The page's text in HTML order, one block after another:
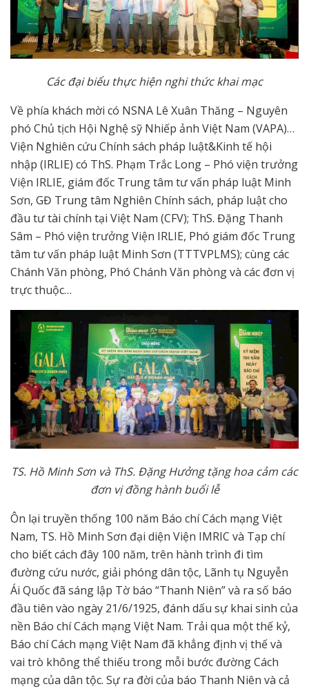
Các đại biểu thực hiện nghi thức khai mạc
Về phía khách mời có NSNA Lê Xuân Thăng – Nguyên
phó Chủ tịch Hội Nghệ sỹ Nhiếp ảnh Việt Nam (VAPA)…
Viện Nghiên cứu Chính sách pháp luật&Kinh tế hội
nhập (IRLIE) có ThS. Phạm Trắc Long – Phó viện trưởng
Viện IRLIE, giám đốc Trung tâm tư vấn pháp luật Minh
Sơn, GĐ Trung tâm Nghiên Chính sách, pháp luật cho
đầu tư tài chính tại Việt Nam (CFV); ThS. Đặng Thanh
Sâm – Phó viện trưởng Viện IRLIE, Phó giám đốc Trung
tâm tư vấn pháp luật Minh Sơn (TTTVPLMS); cùng các
Chánh Văn phòng, Phó Chánh Văn phòng và các đơn vị
trực thuộc…
TS. Hồ Minh Sơn và ThS. Đặng Hưởng tặng hoa cảm các
đơn vị đồng hành buổi lễ
Ôn lại truyền thống 100 năm Báo chí Cách mạng Việt
Nam, TS. Hồ Minh Sơn đại diện Viện IMRIC và Tạp chí
cho biết cách đây 100 năm, trên hành trình đi tìm
đường cứu nước, giải phóng dân tộc, Lãnh tụ Nguyễn
Ái Quốc đã sáng lập Tờ báo “Thanh Niên” và ra số báo
đầu tiên vào ngày 21/6/1925, đánh dấu sự khai sinh của
nền Báo chí Cách mạng Việt Nam. Trải qua một thế kỷ,
Báo chí Cách mạng Việt Nam đã khẳng định vị thế và
vai trò không thể thiếu trong mỗi bước đường Cách
mạng của dân tộc. Sự ra đời của báo Thanh Niên và cả